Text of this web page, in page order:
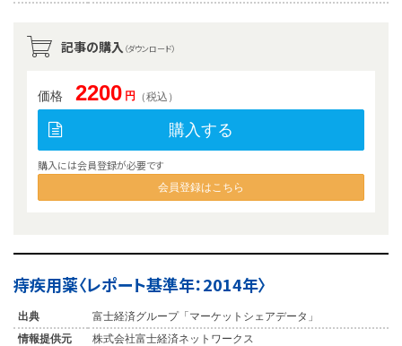
記事の購入 （ダウンロード）
価格 2200 円 （税込）
購入する
購入には会員登録が必要です
会員登録はこちら
痔疾用薬〈レポート基準年：2014年〉
出典
富士経済グループ「マーケットシェアデータ」
情報提供元
株式会社富士経済ネットワークス